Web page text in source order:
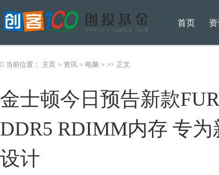
首页
当前位置： 主页 > 资讯 > 电脑 > >> 正文
金士顿今日预告新款
DDR5 RDIMM内存 专
设计